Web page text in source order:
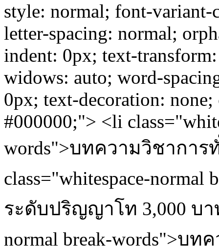
style: normal; font-
letter-spacing: normal;
indent: 0px; text-
widows: auto; word-
0px; text-decoration:
#000000;"> <li
words">บทความวิชาการ
class="whitespace-
ระดับปริญญาโท 3,000 บา
normal break-words">บ